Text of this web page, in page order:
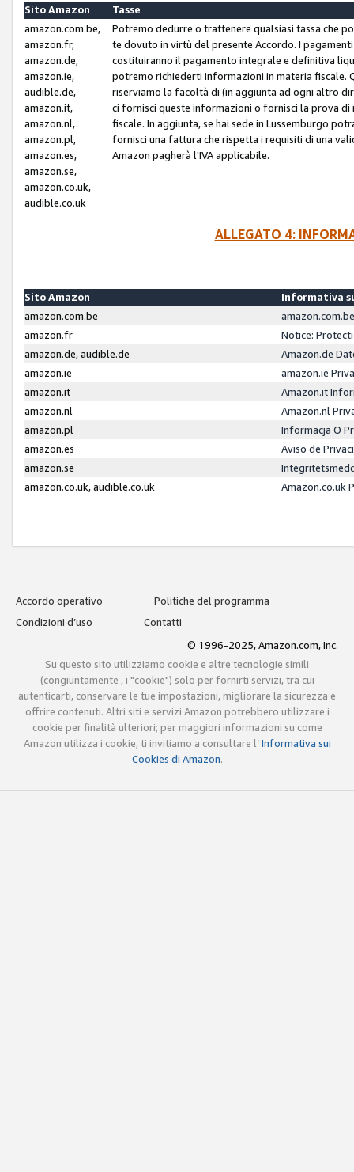
Sito Amazon
Tasse
amazon.com.be,
amazon.fr,
amazon.de,
amazon.ie,
audible.de,
amazon.it,
amazon.nl,
amazon.pl,
amazon.es,
amazon.se,
amazon.co.uk,
audible.co.uk
Potremo dedurre o trattenere qualsiasi tassa che
te dovuto in virtù del presente Accordo. I
costituiranno il pagamento integrale e definitiva
potremo richiederti informazioni in materia fiscale.
riserviamo la facoltà di (in aggiunta ad ogni altro
ci fornisci queste informazioni o fornisci la prova
fiscale. In aggiunta, se hai sede in Lussemburgo
fornisci una fattura che rispetta i requisiti di una
Amazon pagherà l'IVA applicabile.
ALLEGATO 4:
Sito Amazon
Informativa
amazon.com.be
amazon.fr
Notice:
amazon.de, audible.de
Amazon.de
amazon.ie
amazon.ie
amazon.it
Amazon.it
amazon.nl
Amazon.nl
amazon.pl
Informacja O
amazon.es
Aviso de
amazon.se
amazon.co.uk, audible.co.uk
Amazon.co.uk
Accordo operativo
Politiche del programma
Condizioni d’uso
Contatti
© 1996-2025, Amazon.com, Inc.
Su questo sito utilizziamo cookie e altre tecnologie simili
(congiuntamente , i "cookie") solo per fornirti servizi, tra cui
autenticarti, conservare le tue impostazioni, migliorare la sicurezza e
offrire contenuti. Altri siti e servizi Amazon potrebbero utilizzare i
cookie per finalità ulteriori; per maggiori informazioni su come
Amazon utilizza i cookie, ti invitiamo a consultare l’Informativa sui
Cookies di Amazon.